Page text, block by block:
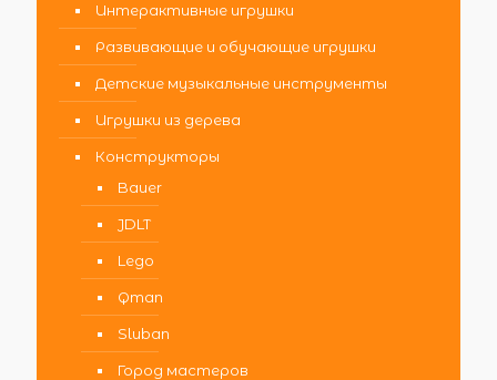
Интерактивные игрушки
Развивающие и обучающие игрушки
Детские музыкальные инструменты
Игрушки из дерева
Конструкторы
Bauer
JDLT
Lego
Qman
Sluban
Город мастеров